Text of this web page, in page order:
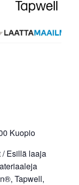
Kuopio
/ Esillä laaja
Tapwell,